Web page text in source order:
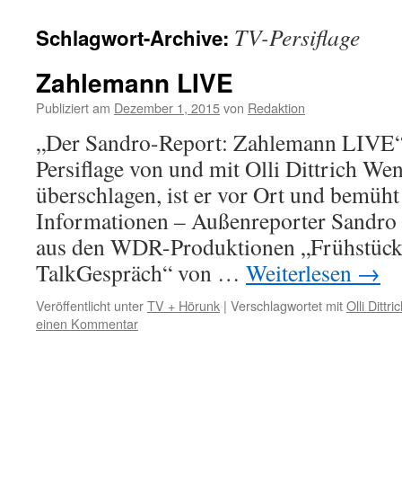
Schlagwort-Archive: TV-Persiflage
Zahlemann LIVE
Publiziert am Dezember 1, 2015von Redaktion
„Der Sandro-Report: Zahlemann
Persiflage von und mit Olli Dittrich
überschlagen, ist er vor Ort und
Informationen – Außenreporter
aus den WDR-Produktionen
TalkGespräch“ von … Weiterlesen →
Veröffentlicht unterTV + Hörunk | Verschlagwortet mitOlli
einen Kommentar